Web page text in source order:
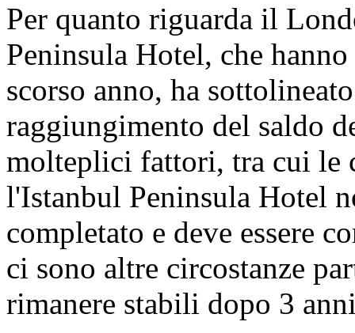
Per quanto riguarda il
Peninsula Hotel, che
scorso anno, ha
raggiungimento del saldo
molteplici fattori, tra cui le
l'Istanbul Peninsula Hotel
completato e deve essere
ci sono altre circostanze
rimanere stabili dopo 3